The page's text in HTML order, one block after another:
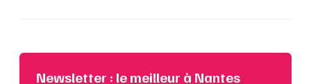
Newsletter : le meilleur à Nantes